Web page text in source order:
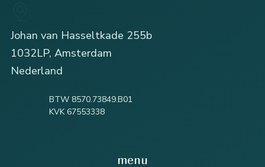
Johan van Hasseltkade 255b
1032LP, Amsterdam
Nederland
BTW 8570.73849.B01
KVK 67553338
menu